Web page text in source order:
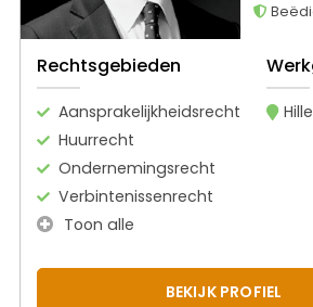
Rechtsgebieden
Aansprakelijkheidsrecht
Huurrecht
Ondernemingsrecht
Verbintenissenrecht
Toon alle
BEKIJK PROFIEL